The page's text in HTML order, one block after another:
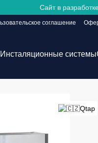
Сайт в
соглашение
Инсталяционные системы